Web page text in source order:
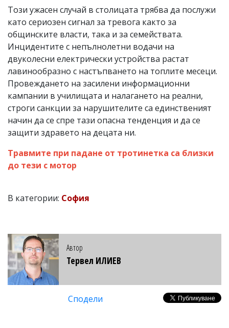
Този ужасен случай в столицата трябва да послужи
като сериозен сигнал за тревога както за
общинските власти, така и за семействата.
Инцидентите с непълнолетни водачи на
двуколесни електрически устройства растат
лавинообразно с настъпването на топлите месеци.
Провеждането на засилени информационни
кампании в училищата и налагането на реални,
строги санкции за нарушителите са единственият
начин да се спре тази опасна тенденция и да се
защити здравето на децата ни.
Травмите при падане от тротинетка са близки
до тези с мотор
В категории: София
Автор
Тервел ИЛИЕВ
Сподели